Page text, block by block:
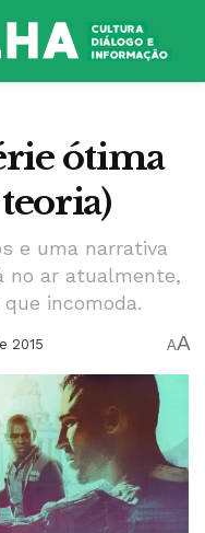
ótima
e uma narrativa
no ar atualmente,
incomoda.
2015 AA